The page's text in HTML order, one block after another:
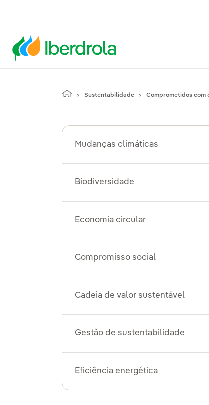
Sustentabilidade Comprometidos com
Mudanças climáticas
Biodiversidade
Economia circular
Compromisso social
Cadeia de valor sustentável
Gestão de sustentabilidade
Eficiência energética